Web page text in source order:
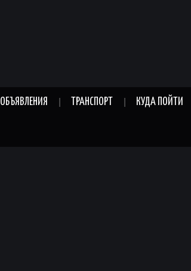
ОБЪЯВЛЕНИЯ ТРАНСПОРТ КУДА ПОЙТИ